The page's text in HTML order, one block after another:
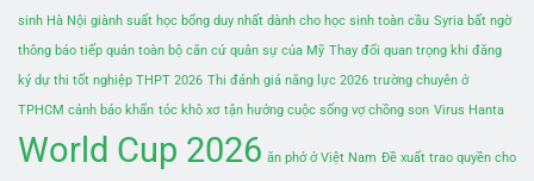
sinh Hà Nội giành suất học bổng duy nhất dành cho học sinh toàn cầu Syria bất ngờ
thông báo tiếp quản toàn bộ căn cứ quân sự của Mỹ Thay đổi quan trọng khi đăng
ký dự thi tốt nghiệp THPT 2026 Thi đánh giá năng lực 2026 trường chuyên ở
TPHCM cảnh báo khẩn tóc khô xơ tận hưởng cuộc sống vợ chồng son Virus Hanta
World Cup 2026 ăn phở ở Việt Nam Đề xuất trao quyền cho